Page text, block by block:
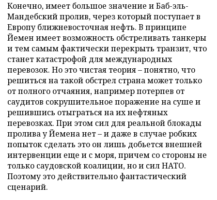
Конечно, имеет большое значение и Баб-эль-
Мандебский пролив, через который поступает в
Европу ближневосточная нефть. В принципе
Йемен имеет возможность обстреливать танкеры
и тем самым фактически перекрыть транзит, что
станет катастрофой для международных
перевозок. Но это чистая теория – понятно, что
решиться на такой обстрел страна может только
от полного отчаяния, например потерпев от
саудитов сокрушительное поражение на суше и
решившись отыграться на их нефтяных
перевозках. При этом сил для реальной блокады
пролива у Йемена нет – и даже в случае робких
попыток сделать это он лишь добьется внешней
интервенции еще и с моря, причем со стороны не
только саудовской коалиции, но и сил НАТО.
Поэтому это действительно фантастический
сценарий.